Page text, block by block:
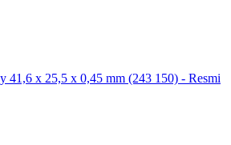
41,6 x 25,5 x 0,45 mm (243 150) - Resmi